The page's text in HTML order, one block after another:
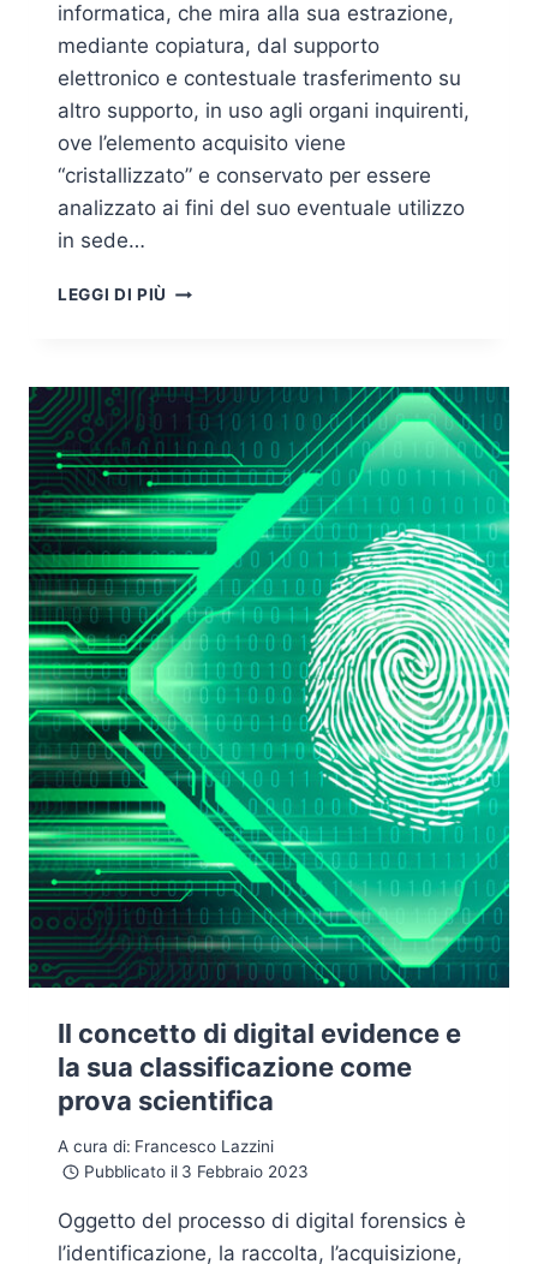
informatica, che mira alla sua estrazione,
mediante copiatura, dal supporto
elettronico e contestuale trasferimento su
altro supporto, in uso agli organi inquirenti,
ove l’elemento acquisito viene
“cristallizzato” e conservato per essere
analizzato ai fini del suo eventuale utilizzo
in sede…
LEGGI DI PIÙ ATTIVITÀ
IN
CASO
DI
INDAGINI
SU
SISTEMI
INFORMATICI
Il concetto di digital evidence e
la sua classificazione come
prova scientifica
A cura di: Francesco Lazzini
Pubblicato il 3 Febbraio 2023
Oggetto del processo di digital forensics è
l’identificazione, la raccolta, l’acquisizione,